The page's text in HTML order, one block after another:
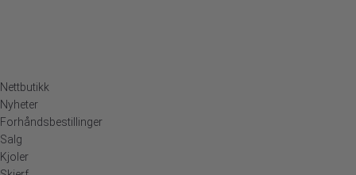
Nettbutikk
Nyheter
Forhåndsbestillinger
Salg
Kjoler